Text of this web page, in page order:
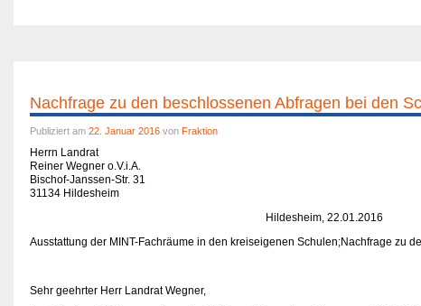
Nachfrage zu den beschlossenen Abfragen bei den
Publiziert am 22. Januar 2016 von Fraktion
Herrn Landrat
Reiner Wegner o.V.i.A.
Bischof-Janssen-Str. 31
31134 Hildesheim
Hildesheim, 22.01.2016
Ausstattung der MINT-Fachräume in den kreiseigenen Schulen;Nachfrage zu
Sehr geehrter Herr Landrat Wegner,